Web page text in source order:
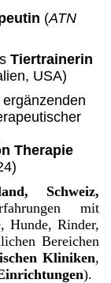
(ATN
Tiertrainerin
USA)
Therapie
Schweiz,
mit
Hunde, Rinder,
Bereichen
Kliniken,
).